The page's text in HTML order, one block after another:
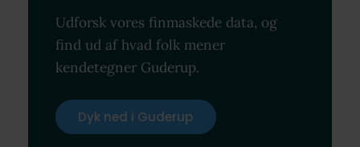
Udforsk vores finmaskede data, og
find ud af hvad folk mener
kendetegner Guderup.
Dyk ned i Guderup